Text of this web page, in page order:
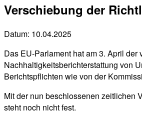
Verschiebung der
Datum: 10.04.2025
Das EU-Parlament hat am 3. April
Nachhaltigkeitsberichterstattung von
Berichtspflichten wie von der
Mit der nun beschlossenen zeitlichen
steht noch nicht fest.